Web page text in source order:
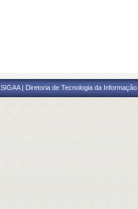
SIGAA | Diretoria de Tecnologia da